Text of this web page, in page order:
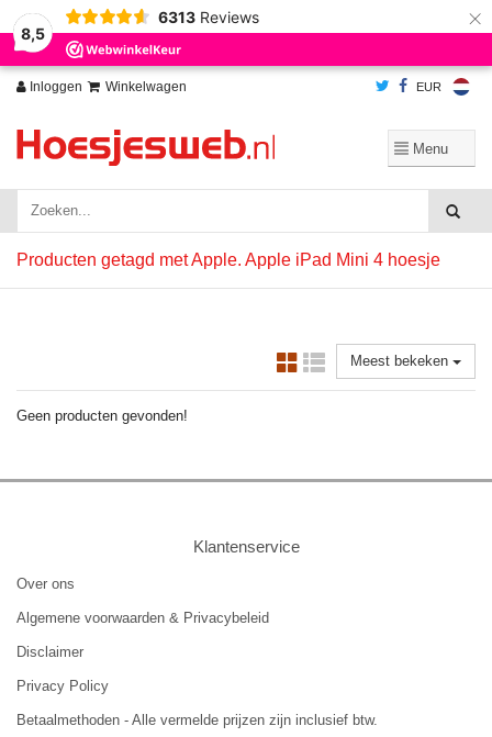
8,5
6313 Reviews ×
Inloggen Winkelwagen EUR
Producten getagd met Apple. Apple iPad Mini 4 hoesje
Meest bekeken
Geen producten gevonden!
Klantenservice
Over ons
Algemene voorwaarden & Privacybeleid
Disclaimer
Privacy Policy
Betaalmethoden - Alle vermelde prijzen zijn inclusief btw.
Wij slaan cookies op om onze website te verbeteren. Is dat akkoord?
Ja
Nee